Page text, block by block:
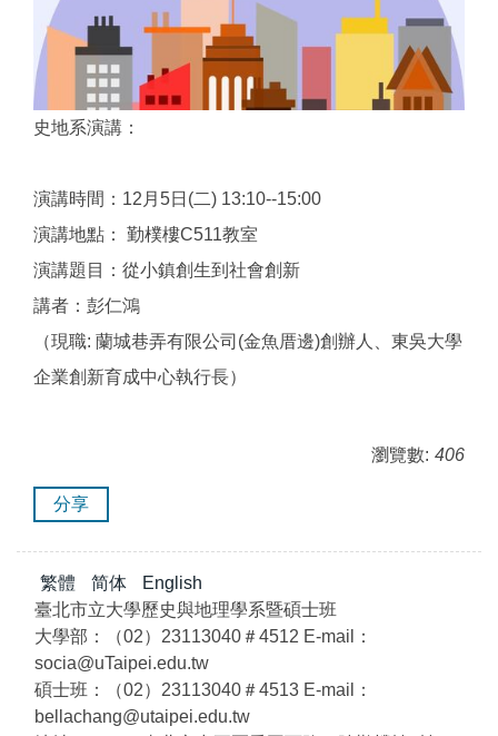
史地系演講：
演講時間：12月5日(二) 13:10--15:00
演講地點： 勤樸樓C511教室
演講題目：從小鎮創生到社會創新
講者：彭仁鴻
（現職: 蘭城巷弄有限公司(金魚厝邊)創辦人、東吳大學
企業創新育成中心執行長）
瀏覽數: 406
分享
繁體 简体
English
臺北市立大學歷史與地理學系暨碩士班
大學部：（02）23113040＃4512 E-mail：
socia@uTaipei.edu.tw
碩士班：（02）23113040＃4513 E-mail：
bellachang@utaipei.edu.tw